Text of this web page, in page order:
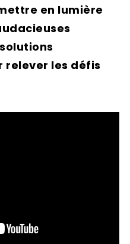
en lumière
relever les défis